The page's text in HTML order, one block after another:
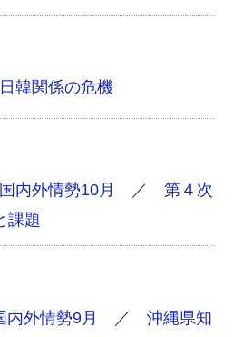
日韓関係の危機
国内外情勢10月 ／ 第４次
課題
内外情勢9月 ／ 沖縄県知